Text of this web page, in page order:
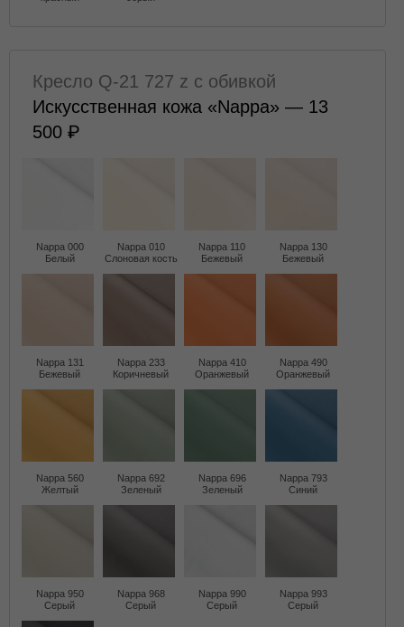
Кресло Q-21 727 z с обивкой
Искусственная кожа «Nappa» — 13
500
Nappa 000
Белый
Nappa 010
Слоновая кость
Nappa 110
Бежевый
Nappa 130
Бежевый
Nappa 131
Бежевый
Nappa 233
Коричневый
Nappa 410
Оранжевый
Nappa 490
Оранжевый
Nappa 560
Желтый
Nappa 692
Зеленый
Nappa 696
Зеленый
Nappa 793
Синий
Nappa 950
Серый
Nappa 968
Серый
Nappa 990
Серый
Nappa 993
Серый